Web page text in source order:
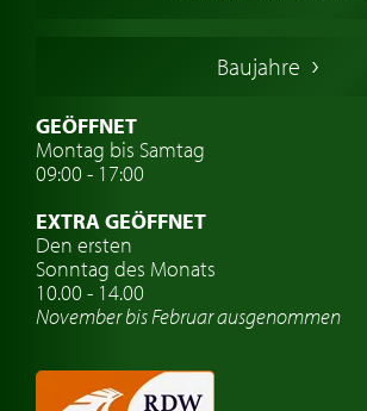
Schwedische Oldtimer
Oldtimer mit h-kennzeichen
Auto Oldtimer Markt
Oldtimer-Versicherung
Oldtimer-Clubs
Oldtimer-Reisen
Automarken uhren
Baujahre
GEÖFFNET
Montag bis Samtag
09:00 - 17:00
EXTRA GEÖFFNET
Den ersten
Sonntag des Monats
10.00 - 14.00
November bis Februar ausgenommen